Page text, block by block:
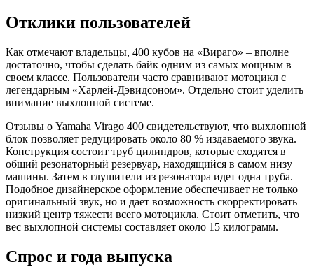
Отклики пользователей
Как отмечают владельцы, 400 кубов на «Вираго» – вполне
достаточно, чтобы сделать байк одним из самых мощным в
своем классе. Пользователи часто сравнивают мотоцикл с
легендарным «Харлей-Дэвидсоном». Отдельно стоит уделить
внимание выхлопной системе.
Отзывы о Yamaha Virago 400 свидетельствуют, что выхлопной
блок позволяет редуцировать около 80 % издаваемого звука.
Конструкция состоит труб цилиндров, которые сходятся в
общий резонаторный резервуар, находящийся в самом низу
машины. Затем в глушители из резонатора идет одна труба.
Подобное дизайнерское оформление обеспечивает не только
оригинальный звук, но и дает возможность скорректировать
низкий центр тяжести всего мотоцикла. Стоит отметить, что
вес выхлопной системы составляет около 15 килограмм.
Спрос и года выпуска